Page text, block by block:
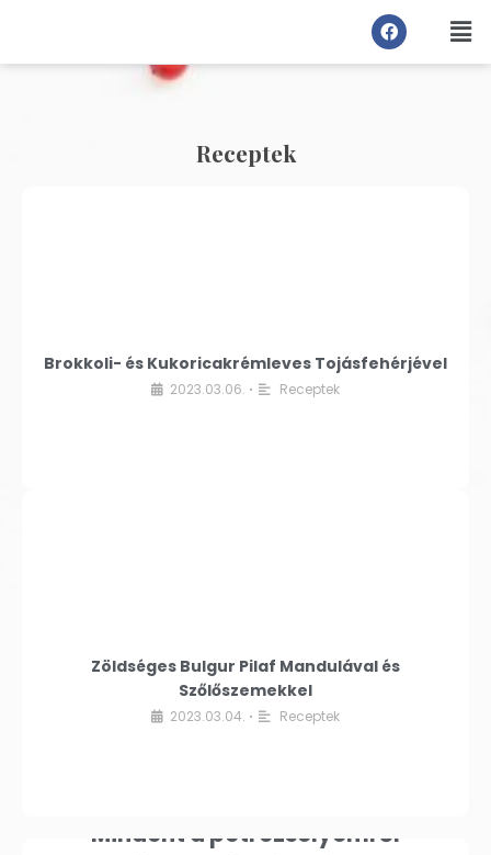
Receptek
Brokkoli- és Kukoricakrémleves Tojásfehérjével
2023.03.06. • Receptek
Zöldséges Bulgur Pilaf Mandulával és
Szőlőszemekkel
2023.03.04. • Receptek
Mindent a petrezselyemről